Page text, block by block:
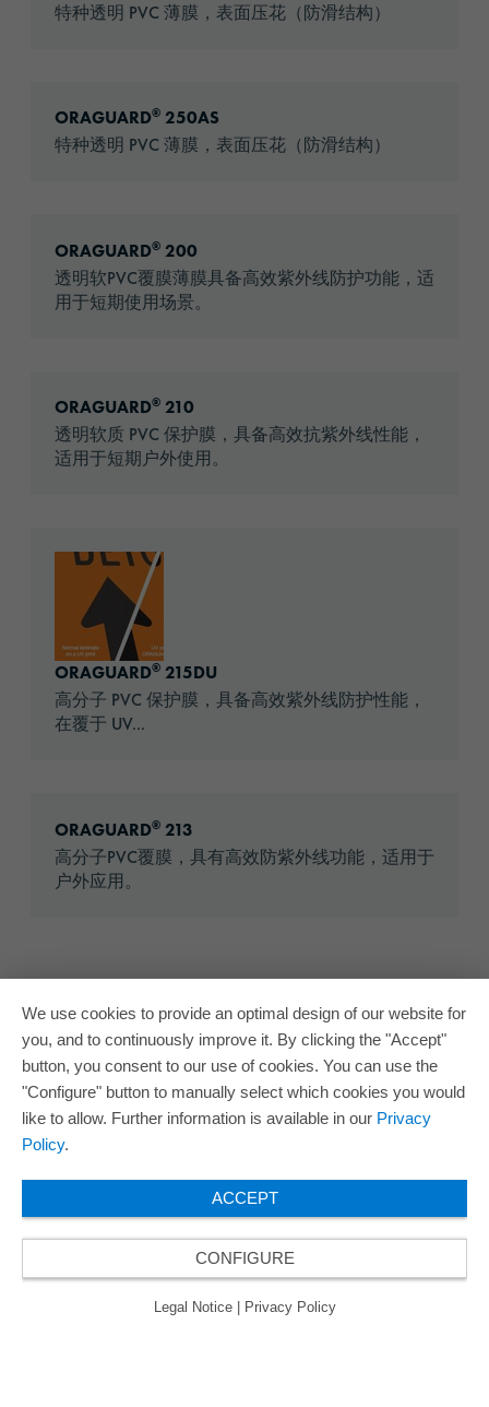
特种透明 PVC 薄膜，表面压花（防滑结构）
ORAGUARD® 250AS
特种透明 PVC 薄膜，表面压花（防滑结构）
ORAGUARD® 200
透明软PVC覆膜薄膜具备高效紫外线防护功能，适
用于短期使用场景。
ORAGUARD® 210
透明软质 PVC 保护膜，具备高效抗紫外线性能，
适用于短期户外使用。
ORAGUARD® 215DU
高分子 PVC 保护膜，具备高效紫外线防护性能，
在覆于 UV...
ORAGUARD® 213
高分子PVC覆膜，具有高效防紫外线功能，适用于
户外应用。
We use cookies to provide an optimal design of our website for
you, and to continuously improve it. By clicking the "Accept"
button, you consent to our use of cookies. You can use the
"Configure" button to manually select which cookies you would
like to allow. Further information is available in our Privacy
Policy.
ACCEPT
CONFIGURE
Legal Notice Privacy Policy